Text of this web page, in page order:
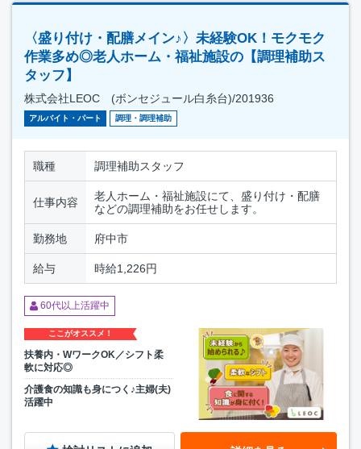
〈盛り付け・配膳メイン♪〉未経験OK！モクモク
作業多め◎老人ホーム・福祉施設の【調理補助ス
タッフ】
株式会社LEOC (ボンセジュール白糸台)/201936
アルバイト・パート 調理・調理補助
職種 調理補助スタッフ
仕事内容
老人ホーム・福祉施設にて、盛り付け・配膳
などの調理補助をお任せします。
勤務地 府中市
給与 時給1,226円
60代以上活躍中
ここがオススメ！
扶養内・WワークOK／シフト柔
軟に対応◎
介護食の知識も身につく♪主婦(夫)
活躍中